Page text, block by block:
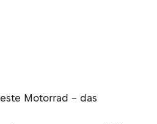
Motorrad – das